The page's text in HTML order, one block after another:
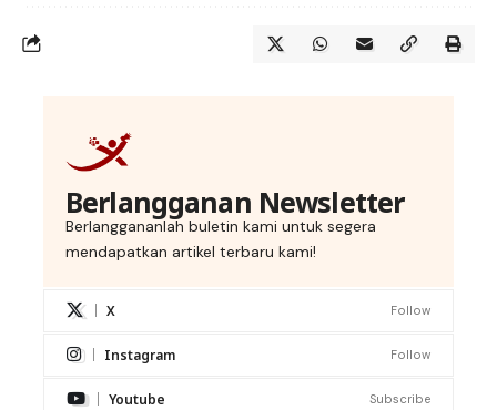
Berlangganan Newsletter
Berlanggananlah buletin kami untuk segera
mendapatkan artikel terbaru kami!
X Follow
Instagram Follow
Youtube Subscribe